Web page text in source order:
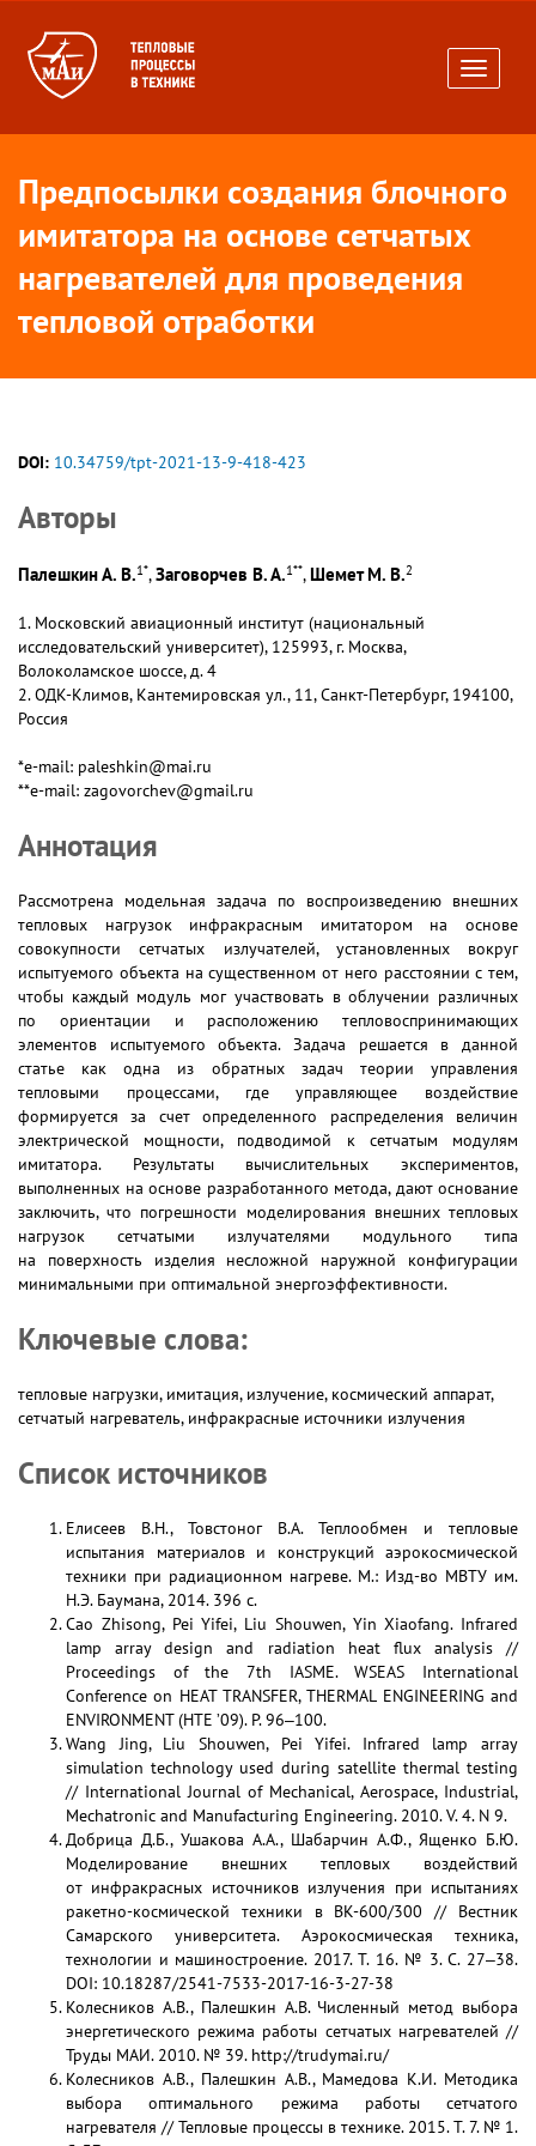
Toggle
Предпосылки создания блочного
имитатора на основе сетчатых
нагревателей для проведения
тепловой отработки
DOI: 10.34759/tpt-2021-13-9-418-423
Авторы
Палешкин А. В.1*,Заговорчев В. А.1**,Шемет М. В.2
1. Московский авиационный институт (национальный
исследовательский университет), 125993, г. Москва,
Волоколамское шоссе, д. 4
2. ОДК-Климов, Кантемировская ул., 11, Санкт-Петербург, 194100,
Россия
*e-mail: paleshkin@mai.ru
**e-mail: zagovorchev@gmail.ru
Аннотация
Рассмотрена модельная задача по воспроизведению внешних
тепловых нагрузок инфракрасным имитатором на основе
совокупности сетчатых излучателей, установленных вокруг
испытуемого объекта на существенном от него расстоянии с тем,
чтобы каждый модуль мог участвовать в облучении различных
по ориентации и расположению тепловоспринимающих
элементов испытуемого объекта. Задача решается в данной
статье как одна из обратных задач теории управления
тепловыми процессами, где управляющее воздействие
формируется за счет определенного распределения величин
электрической мощности, подводимой к сетчатым модулям
имитатора. Результаты вычислительных экспериментов,
выполненных на основе разработанного метода, дают основание
заключить, что погрешности моделирования внешних тепловых
нагрузок сетчатыми излучателями модульного типа
на поверхность изделия несложной наружной конфигурации
минимальными при оптимальной энергоэффективности.
Ключевые слова:
тепловые нагрузки, имитация, излучение, космический аппарат,
сетчатый нагреватель, инфракрасные источники излучения
Список источников
Елисеев В.Н., Товстоног В.А. Теплообмен и тепловые
испытания материалов и конструкций аэрокосмической
техники при радиационном нагреве. М.: Изд-во МВТУ им.
Н.Э. Баумана, 2014. 396 с.
Cao Zhisong, Pei Yifei, Liu Shouwen, Yin Xiaofang. Infrared
lamp array design and radiation heat flux analysis //
Proceedings of the 7th IASME. WSEAS International
Conference on HEAT TRANSFER, THERMAL ENGINEERING and
ENVIRONMENT (HTE ’09). P. 96‒100.
Wang Jing, Liu Shouwen, Pei Yifei. Infrared lamp array
simulation technology used during satellite thermal testing
// International Journal of Mechanical, Aerospace, Industrial,
Mechatronic and Manufacturing Engineering. 2010. V. 4. N 9.
Добрица Д.Б., Ушакова А.А., Шабарчин А.Ф., Ященко Б.Ю.
Моделирование внешних тепловых воздействий
от инфракрасных источников излучения при испытаниях
ракетно-космической техники в ВК-600/300 // Вестник
Самарского университета. Аэрокосмическая техника,
технологии и машиностроение. 2017. Т. 16. № 3. С. 27‒38.
DOI: 10.18287/2541-7533-2017-16-3-27-38
Колесников А.В., Палешкин А.В. Численный метод выбора
энергетического режима работы сетчатых нагревателей //
Труды МАИ. 2010. № 39. http://trudymai.ru/
Колесников А.В., Палешкин А.В., Мамедова К.И. Методика
выбора оптимального режима работы сетчатого
нагревателя // Тепловые процессы в технике. 2015. Т. 7. № 1.